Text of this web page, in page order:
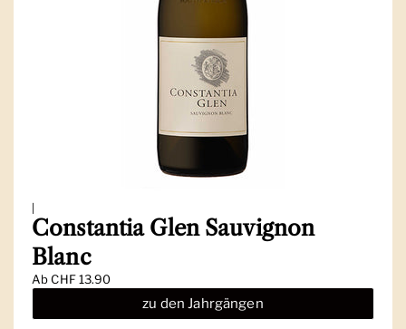
Constantia Glen Sauvignon
Blanc
AbCHF 13.90
zu den Jahrgängen